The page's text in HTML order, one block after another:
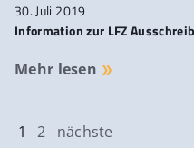
30. Juli 2019
Information zur LFZ
Mehr lesen
1 2 nächste